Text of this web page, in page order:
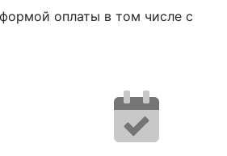
оплаты в том числе с